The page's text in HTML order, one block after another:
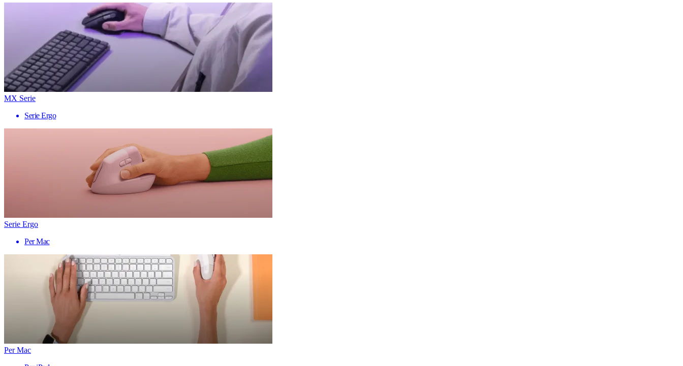
MX Serie
Serie Ergo
Serie Ergo
Per Mac
Per Mac